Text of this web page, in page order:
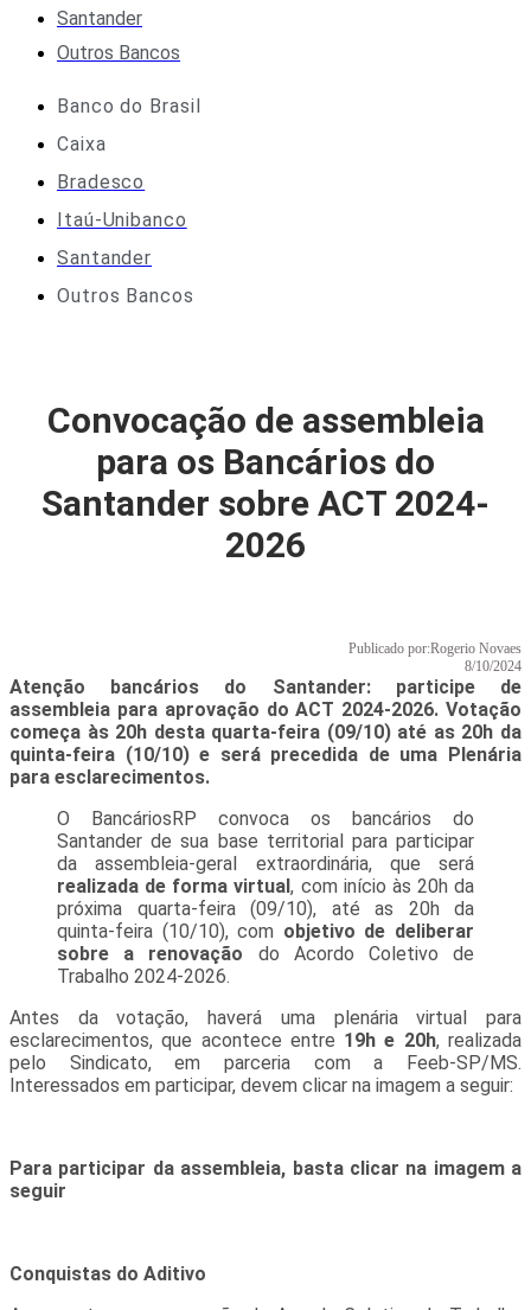
Santander
Outros Bancos
Banco do Brasil
Caixa
Bradesco
Itaú-Unibanco
Santander
Outros Bancos
Convocação de assembleia
para os Bancários do
Santander sobre ACT 2024-
2026
Publicado por:Rogerio Novaes
8/10/2024
Atenção bancários do Santander: participe de
assembleia para aprovação do ACT 2024-2026. Votação
começa às 20h desta quarta-feira (09/10) até as 20h da
quinta-feira (10/10) e será precedida de uma Plenária
para esclarecimentos.
O BancáriosRP convoca os bancários do
Santander de sua base territorial para participar
da assembleia-geral extraordinária, que será
realizada de forma virtual, com início às 20h da
próxima quarta-feira (09/10), até as 20h da
quinta-feira (10/10), com objetivo de deliberar
sobre a renovação do Acordo Coletivo de
Trabalho 2024-2026.
Antes da votação, haverá uma plenária virtual para
esclarecimentos, que acontece entre 19h e 20h, realizada
pelo Sindicato, em parceria com a Feeb-SP/MS.
Interessados em participar, devem clicar na imagem a seguir:
Para participar da assembleia, basta clicar na imagem a
seguir
Conquistas do Aditivo